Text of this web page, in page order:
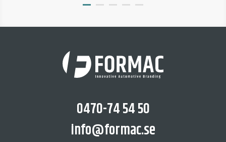
0470-74 54 50
info@formac.se